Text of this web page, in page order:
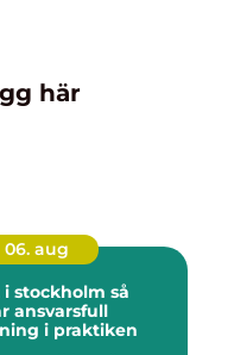
här
06. aug
så
ansvarsfull
i praktiken